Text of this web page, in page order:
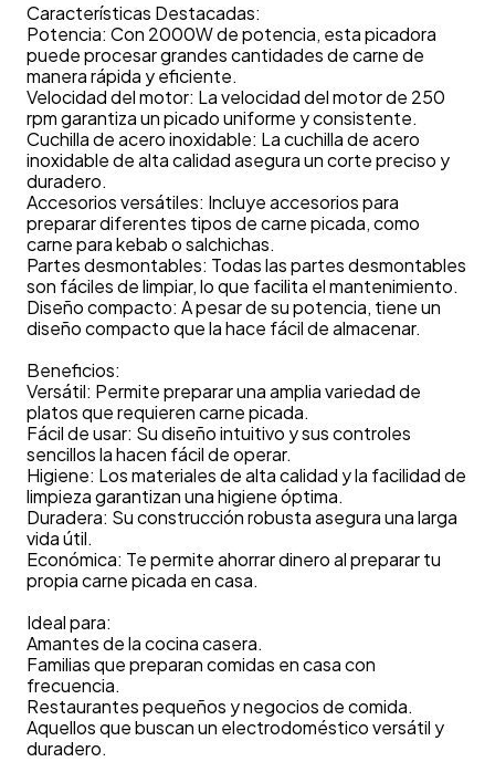
Características Destacadas:
Potencia: Con 2000W de potencia, esta picadora
puede procesar grandes cantidades de carne de
manera rápida y eficiente.
Velocidad del motor: La velocidad del motor de 250
rpm garantiza un picado uniforme y consistente.
Cuchilla de acero inoxidable: La cuchilla de acero
inoxidable de alta calidad asegura un corte preciso y
duradero.
Accesorios versátiles: Incluye accesorios para
preparar diferentes tipos de carne picada, como
carne para kebab o salchichas.
Partes desmontables: Todas las partes desmontables
son fáciles de limpiar, lo que facilita el mantenimiento.
Diseño compacto: A pesar de su potencia, tiene un
diseño compacto que la hace fácil de almacenar.
Beneficios:
Versátil: Permite preparar una amplia variedad de
platos que requieren carne picada.
Fácil de usar: Su diseño intuitivo y sus controles
sencillos la hacen fácil de operar.
Higiene: Los materiales de alta calidad y la facilidad de
limpieza garantizan una higiene óptima.
Duradera: Su construcción robusta asegura una larga
vida útil.
Económica: Te permite ahorrar dinero al preparar tu
propia carne picada en casa.
Ideal para:
Amantes de la cocina casera.
Familias que preparan comidas en casa con
frecuencia.
Restaurantes pequeños y negocios de comida.
Aquellos que buscan un electrodoméstico versátil y
duradero.